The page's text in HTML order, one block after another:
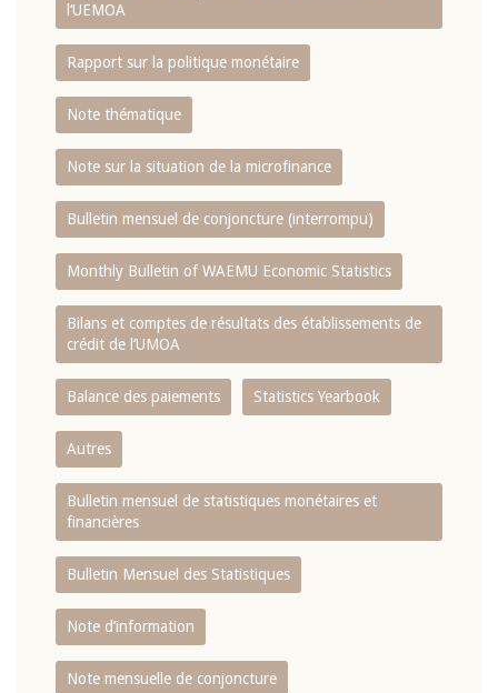
l‘UEMOA
Rapport sur la politique monétaire
Note thématique
Note sur la situation de la microfinance
Bulletin mensuel de conjoncture (interrompu)
Monthly Bulletin of WAEMU Economic Statistics
Bilans et comptes de résultats des établissements de
crédit de l‘UMOA
Balance des paiements Statistics Yearbook
Autres
Bulletin mensuel de statistiques monétaires et
financières
Bulletin Mensuel des Statistiques
Note d’information
Note mensuelle de conjoncture